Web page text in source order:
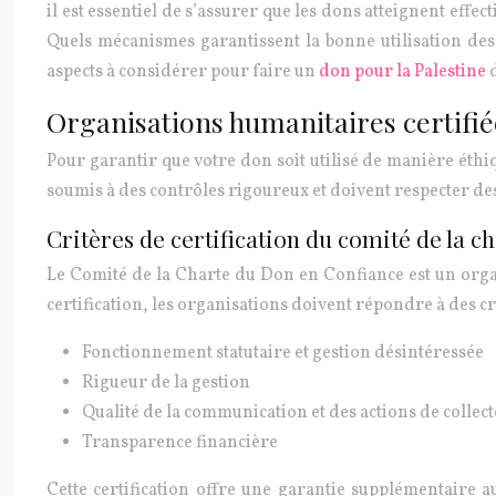
il est essentiel de s’assurer que les dons atteignent
Quels mécanismes garantissent la bonne utilisation
aspects à considérer pour faire un don pour la Palestine
Organisations humanitaires
Pour garantir que votre don soit utilisé de manière
soumis à des contrôles rigoureux et doivent respecter
Critères de certification du comité de la
Le Comité de la Charte du Don en Confiance est un
certification, les organisations doivent répondre à des
Fonctionnement statutaire et gestion désintéressée
Rigueur de la gestion
Qualité de la communication et des actions de
Transparence financière
Cette certification offre une garantie supplémentaire